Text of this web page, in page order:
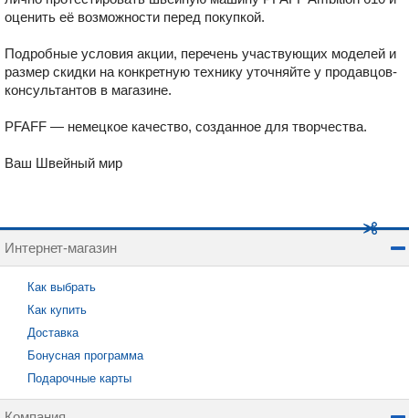
оценить её возможности перед покупкой.
Подробные условия акции, перечень участвующих моделей и
размер скидки на конкретную технику уточняйте у продавцов-
консультантов в магазине.
PFAFF — немецкое качество, созданное для творчества.
Ваш Швейный мир
Интернет-магазин
Как выбрать
Как купить
Доставка
Бонусная программа
Подарочные карты